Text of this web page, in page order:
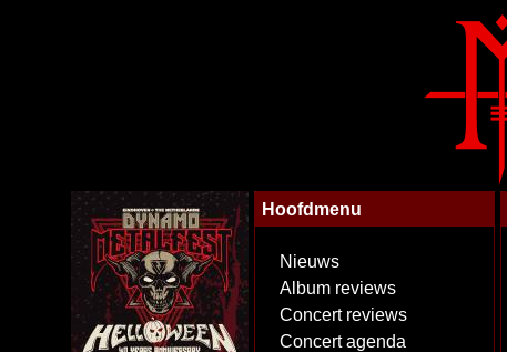
Hoofdmenu
Nieuws
Album reviews
Concert reviews
Concert agenda